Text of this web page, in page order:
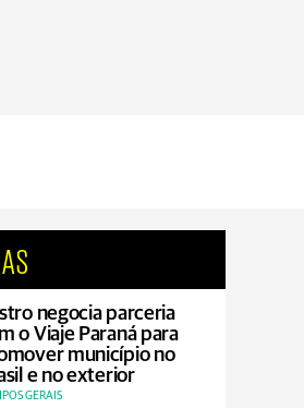
negocia parceria
o Viaje Paraná para
município no
e no exterior
GERAIS